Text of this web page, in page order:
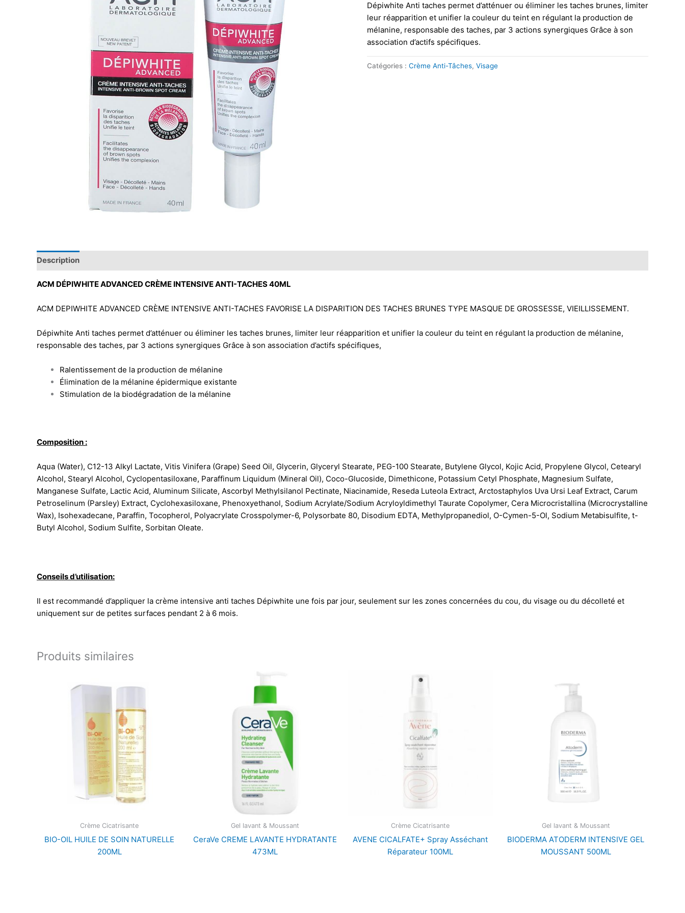
Dépiwhite Anti taches permet d’atténuer ou éliminer les taches brunes, limiter
leur réapparition et unifier la couleur du teint en régulant la production de
mélanine, responsable des taches, par 3 actions synergiques Grâce à son
association d’actifs spécifiques.
Catégories : Crème Anti-Tâches, Visage
Description
ACM DÉPIWHITE ADVANCED CRÈME INTENSIVE ANTI-TACHES 40ML
ACM DEPIWHITE ADVANCED CRÈME INTENSIVE ANTI-TACHES FAVORISE LA DISPARITION DES TACHES BRUNES TYPE MASQUE DE GROSSESSE, VIEILLISSEMENT.
Dépiwhite Anti taches permet d’atténuer ou éliminer les taches brunes, limiter leur réapparition et unifier la couleur du teint en régulant la production de mélanine,
responsable des taches, par 3 actions synergiques Grâce à son association d’actifs spécifiques,
Ralentissement de la production de mélanine
Élimination de la mélanine épidermique existante
Stimulation de la biodégradation de la mélanine
Composition :
Aqua (Water), C12-13 Alkyl Lactate, Vitis Vinifera (Grape) Seed Oil, Glycerin, Glyceryl Stearate, PEG-100 Stearate, Butylene Glycol, Kojic Acid, Propylene Glycol, Cetearyl
Alcohol, Stearyl Alcohol, Cyclopentasiloxane, Paraffinum Liquidum (Mineral Oil), Coco-Glucoside, Dimethicone, Potassium Cetyl Phosphate, Magnesium Sulfate,
Manganese Sulfate, Lactic Acid, Aluminum Silicate, Ascorbyl Methylsilanol Pectinate, Niacinamide, Reseda Luteola Extract, Arctostaphylos Uva Ursi Leaf Extract, Carum
Petroselinum (Parsley) Extract, Cyclohexasiloxane, Phenoxyethanol, Sodium Acrylate/Sodium Acryloyldimethyl Taurate Copolymer, Cera Microcristallina (Microcrystalline
Wax), Isohexadecane, Paraffin, Tocopherol, Polyacrylate Crosspolymer-6, Polysorbate 80, Disodium EDTA, Methylpropanediol, O-Cymen-5-Ol, Sodium Metabisulfite, t-
Butyl Alcohol, Sodium Sulfite, Sorbitan Oleate.
Conseils d’utilisation:
Il est recommandé d’appliquer la crème intensive anti taches Dépiwhite une fois par jour, seulement sur les zones concernées du cou, du visage ou du décolleté et
uniquement sur de petites surfaces pendant 2 à 6 mois.
Produits similaires
Crème Cicatrisante
BIO-OIL HUILE DE SOIN NATURELLE
200ML
Gel lavant & Moussant
CeraVe CREME LAVANTE HYDRATANTE
473ML
Crème Cicatrisante
AVENE CICALFATE+ Spray Asséchant
Réparateur 100ML
Gel lavant & Moussant
BIODERMA ATODERM INTENSIVE GEL
MOUSSANT 500ML